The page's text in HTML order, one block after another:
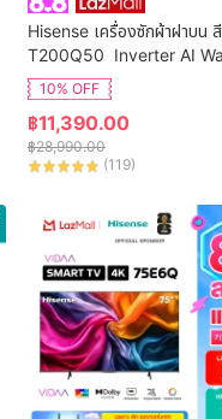
Hisense เครื่องซักผ้าฝาบน
T200Q50  Inverter AI
จุ 20 กก. New ไม่มีบริการติด
10% OFF
฿11,390.00
฿28,990.00
(119)